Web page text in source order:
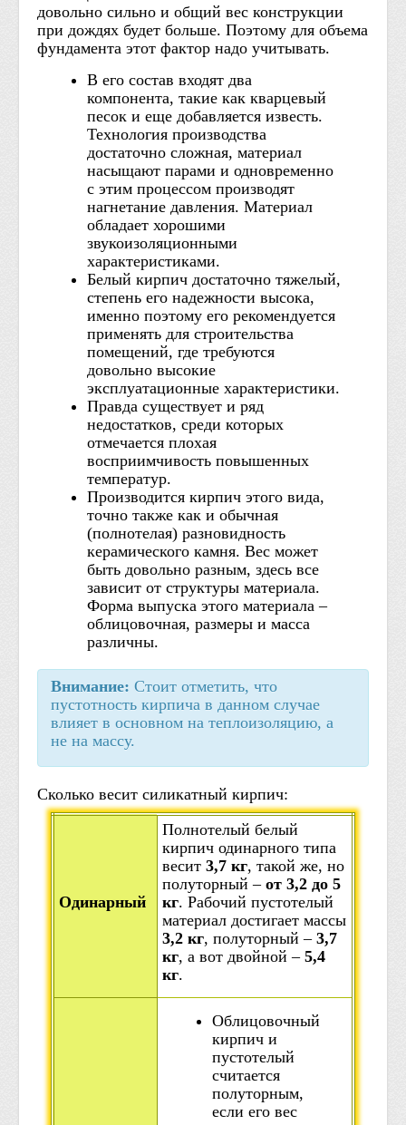
довольно сильно и общий вес конструкции
при дождях будет больше. Поэтому для объема
фундамента этот фактор надо учитывать.
В его состав входят два
компонента, такие как кварцевый
песок и еще добавляется известь.
Технология производства
достаточно сложная, материал
насыщают парами и одновременно
с этим процессом производят
нагнетание давления. Материал
обладает хорошими
звукоизоляционными
характеристиками.
Белый кирпич достаточно тяжелый,
степень его надежности высока,
именно поэтому его рекомендуется
применять для строительства
помещений, где требуются
довольно высокие
эксплуатационные характеристики.
Правда существует и ряд
недостатков, среди которых
отмечается плохая
восприимчивость повышенных
температур.
Производится кирпич этого вида,
точно также как и обычная
(полнотелая) разновидность
керамического камня. Вес может
быть довольно разным, здесь все
зависит от структуры материала.
Форма выпуска этого материала –
облицовочная, размеры и масса
различны.
Внимание: Стоит отметить, что
пустотность кирпича в данном случае
влияет в основном на теплоизоляцию, а
не на массу.
Сколько весит силикатный кирпич:
Одинарный
Полнотелый белый
кирпич одинарного типа
весит 3,7 кг, такой же, но
полуторный – от 3,2 до 5
кг. Рабочий пустотелый
материал достигает массы
3,2 кг, полуторный – 3,7
кг, а вот двойной – 5,4
кг.
Облицовочный
кирпич и
пустотелый
считается
полуторным,
если его вес